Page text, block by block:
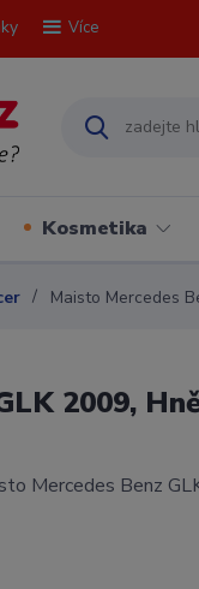
Více
Kosmetika
Maisto Mercedes
2009,